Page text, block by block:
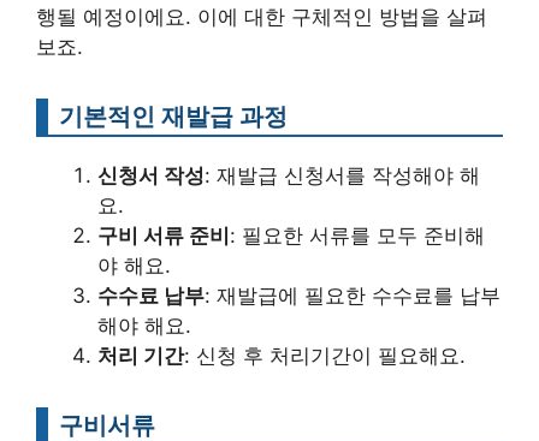
행될 예정이에요. 이에 대한 구체적인 방법을 살펴
보죠.
기본적인 재발급 과정
신청서 작성: 재발급 신청서를 작성해야 해
요.
구비 서류 준비: 필요한 서류를 모두 준비해
야 해요.
수수료 납부: 재발급에 필요한 수수료를 납부
해야 해요.
처리 기간: 신청 후 처리기간이 필요해요.
구비서류